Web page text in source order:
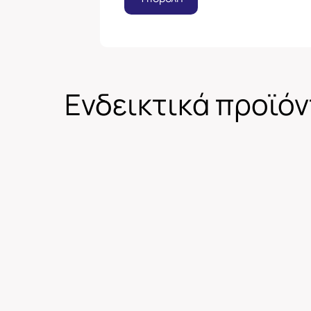
Ενδεικτικά